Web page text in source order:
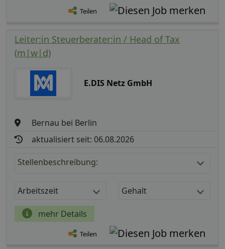
Teilen
Leiter:in Steuerberater:in / Head of Tax
(m|w|d)
E.DIS Netz GmbH
Bernau bei Berlin
aktualisiert seit: 06.08.2026
Stellenbeschreibung:
Arbeitszeit Gehalt
mehr Details
Teilen